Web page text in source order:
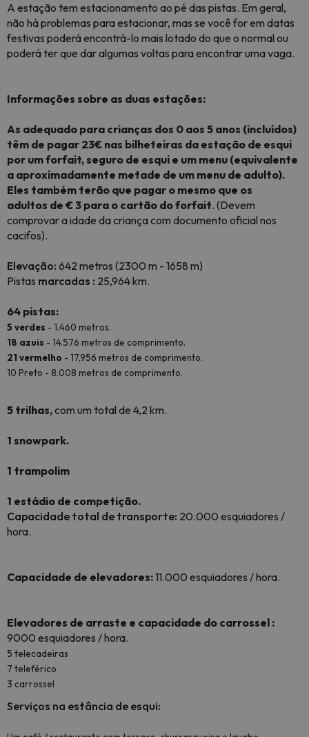
A estação tem estacionamento ao pé das pistas. Em geral,
não há problemas para estacionar, mas se você for em datas
festivas poderá encontrá-lo mais lotado do que o normal ou
poderá ter que dar algumas voltas para encontrar uma vaga.
Informações sobre as duas estações:
As adequado para crianças dos 0 aos 5 anos (incluídos)
têm de pagar 23€ nas bilheteiras da estação de esqui
por um forfait, seguro de esqui e um menu (equivalente
a aproximadamente metade de um menu de adulto).
Eles também terão que pagar o mesmo que os
adultos de € 3 para o cartão do forfait. (Devem
comprovar a idade da criança com documento oficial nos
cacifos).
Elevação: 642 metros (2300 m - 1658 m)
Pistas marcadas : 25,964 km.
64 pistas:
5 verdes - 1.460 metros.
18 azuis - 14.576 metros de comprimento.
21 vermelho - 17,956 metros de comprimento.
10 Preto - 8.008 metros de comprimento.
5 trilhas,com um total de 4,2 km.
1 snowpark.
1 trampolim
1 estádio de competição.
Capacidade total de transporte: 20.000 esquiadores /
hora.
Capacidade de elevadores:11.000 esquiadores / hora.
Elevadores de arraste e capacidade do carrossel :
9000 esquiadores / hora.
5 telecadeiras
7 teleférico
3 carrossel
Serviços na estância de esqui: